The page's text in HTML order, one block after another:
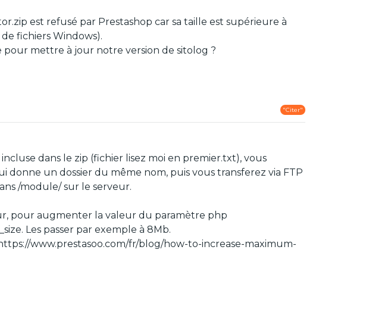
est refusé par Prestashop car sa taille est supérieure à
fichiers Windows).
pour mettre à jour notre version de sitolog ?
"Citer"
dans le zip (fichier lisez moi en premier.txt), vous
donne un dossier du même nom, puis vous transferez via FTP
/module/ sur le serveur.
pour augmenter la valeur du paramètre php
Les passer par exemple à 8Mb.
www.prestasoo.com/fr/blog/how-to-increase-maximum-